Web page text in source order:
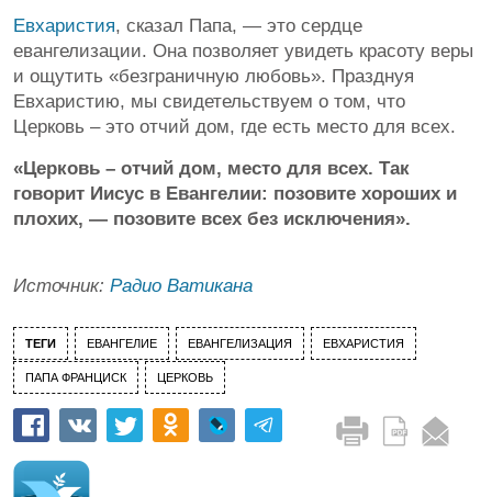
Евхаристия, сказал Папа, — это сердце
евангелизации. Она позволяет увидеть красоту веры
и ощутить «безграничную любовь». Празднуя
Евхаристию, мы свидетельствуем о том, что
Церковь – это отчий дом, где есть место для всех.
«Церковь – отчий дом, место для всех. Так
говорит Иисус в Евангелии: позовите хороших и
плохих, — позовите всех без исключения».
Источник: Радио Ватикана
ТЕГИ ЕВАНГЕЛИЕ ЕВАНГЕЛИЗАЦИЯ ЕВХАРИСТИЯ
ПАПА ФРАНЦИСК ЦЕРКОВЬ